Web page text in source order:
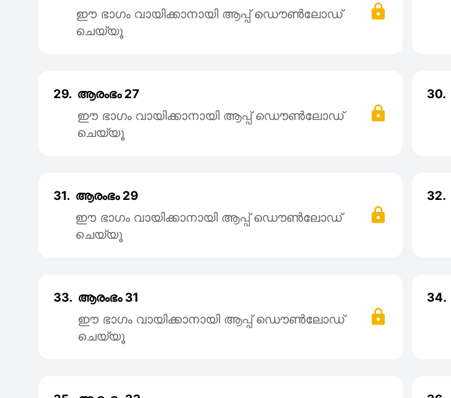
ഈ ഭാഗം വായിക്കാനായി ആപ്പ് ഡൌൺലോഡ്
ചെയ്യൂ
29. ആരംഭം 27
ഈ ഭാഗം വായിക്കാനായി ആപ്പ് ഡൌൺലോഡ്
ചെയ്യൂ
30.
31. ആരംഭം 29
ഈ ഭാഗം വായിക്കാനായി ആപ്പ് ഡൌൺലോഡ്
ചെയ്യൂ
32.
33. ആരംഭം 31
ഈ ഭാഗം വായിക്കാനായി ആപ്പ് ഡൌൺലോഡ്
ചെയ്യൂ
34.